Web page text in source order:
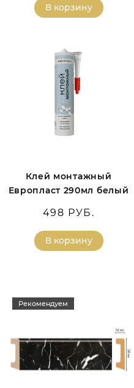
В корзину
Клей монтажный
Европласт 290мл белый
498 РУБ.
В корзину
Рекомендуем